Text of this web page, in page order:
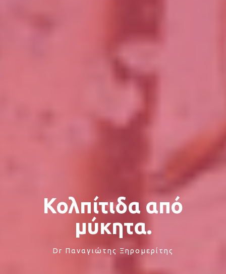
Κολπίτιδα από
μύκητα.
Dr Παναγιώτης Ξηρομερίτης